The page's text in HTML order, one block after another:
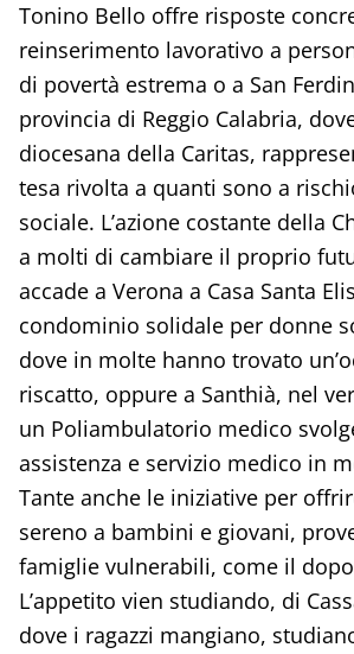
Tonino Bello offre risposte
reinserimento lavorativo a
di povertà estrema o a San
provincia di Reggio Calabria,
diocesana della Caritas,
tesa rivolta a quanti sono a
sociale. L’azione costante della
a molti di cambiare il proprio
accade a Verona a Casa Santa
condominio solidale per donne
dove in molte hanno trovato
riscatto, oppure a Santhià, nel
un Poliambulatorio medico
assistenza e servizio medico in
Tante anche le iniziative per
sereno a bambini e giovani,
famiglie vulnerabili, come il
L’appetito vien studiando, di
dove i ragazzi mangiano,